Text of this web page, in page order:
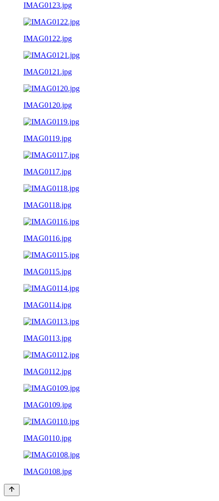
IMAG0123.jpg
IMAG0122.jpg
IMAG0121.jpg
IMAG0120.jpg
IMAG0119.jpg
IMAG0117.jpg
IMAG0118.jpg
IMAG0116.jpg
IMAG0115.jpg
IMAG0114.jpg
IMAG0113.jpg
IMAG0112.jpg
IMAG0109.jpg
IMAG0110.jpg
IMAG0108.jpg